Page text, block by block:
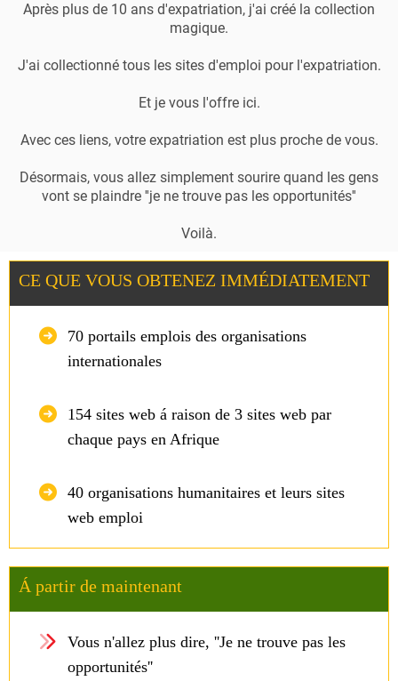
Après plus de 10 ans d'expatriation, j'ai créé la collection
magique.
J'ai collectionné tous les sites d'emploi pour l'expatriation.
Et je vous l'offre ici.
Avec ces liens, votre expatriation est plus proche de vous.
Désormais, vous allez simplement sourire quand les gens
vont se plaindre ''je ne trouve pas les opportunités''
Voilà.
CE QUE VOUS OBTENEZ IMMÉDIATEMENT
70 portails emplois des organisations
internationales
154 sites web á raison de 3 sites web par
chaque pays en Afrique
40 organisations humanitaires et leurs sites
web emploi
Á partir de maintenant
Vous n'allez plus dire, ''Je ne trouve pas les
opportunités''